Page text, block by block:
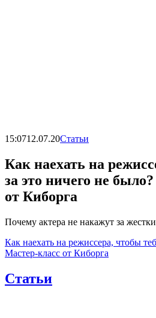
15:0712.07.20Статьи
Как наехать на
за это ничего не
от Киборга
Почему актера не накажут за
Как наехать на режиссера, чтобы
Мастер-класс от Киборга
Статьи